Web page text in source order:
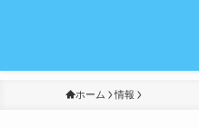
ホーム 情報